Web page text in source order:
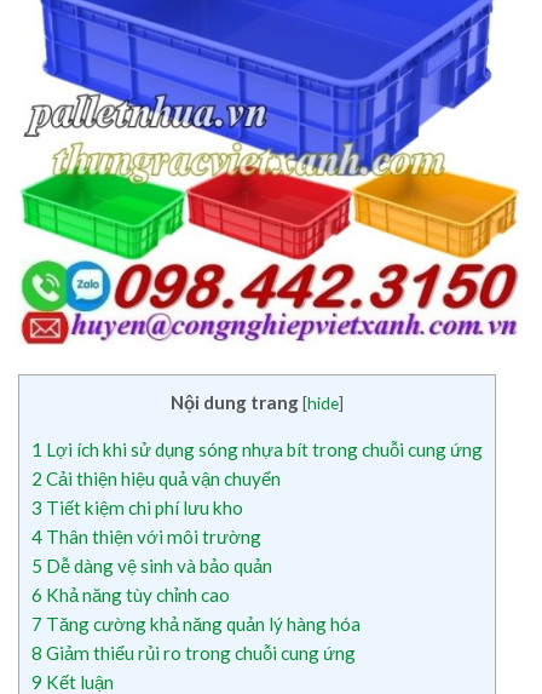
Nội dung trang[hide]
1 Lợi ích khi sử dụng sóng nhựa bít trong chuỗi cung ứng
2 Cải thiện hiệu quả vận chuyển
3 Tiết kiệm chi phí lưu kho
4 Thân thiện với môi trường
5 Dễ dàng vệ sinh và bảo quản
6 Khả năng tùy chỉnh cao
7 Tăng cường khả năng quản lý hàng hóa
8 Giảm thiểu rủi ro trong chuỗi cung ứng
9 Kết luận